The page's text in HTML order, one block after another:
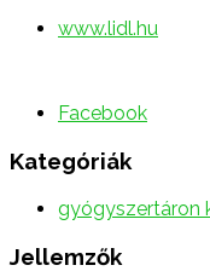
www.lidl.hu
Facebook
Kategóriák
gyógyszertáron
Jellemzők